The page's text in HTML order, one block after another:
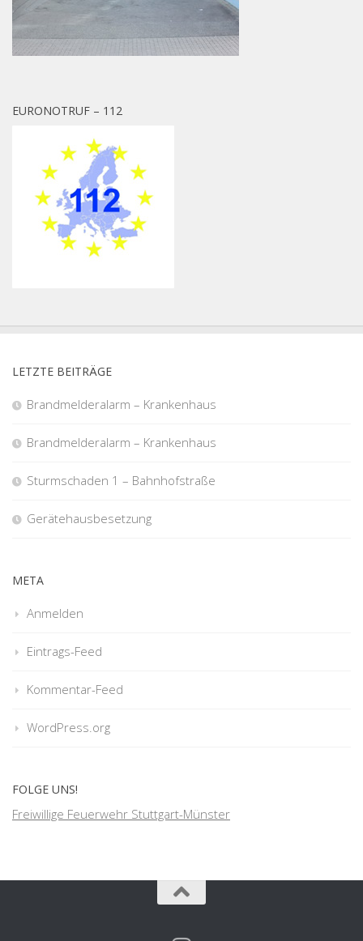
EURONOTRUF – 112
LETZTE BEITRÄGE
Brandmelderalarm – Krankenhaus
Brandmelderalarm – Krankenhaus
Sturmschaden 1 – Bahnhofstraße
Gerätehausbesetzung
META
Anmelden
Eintrags-Feed
Kommentar-Feed
WordPress.org
FOLGE UNS!
Freiwillige Feuerwehr Stuttgart-Münster